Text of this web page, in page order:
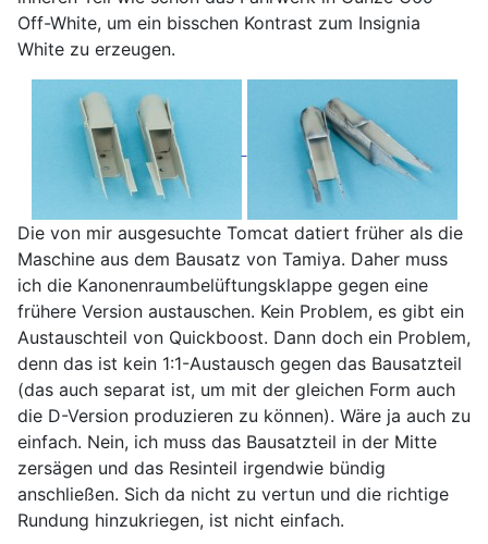
Off-White, um ein bisschen Kontrast zum Insignia
White zu erzeugen.
Die von mir ausgesuchte Tomcat datiert früher als die
Maschine aus dem Bausatz von Tamiya. Daher muss
ich die Kanonenraumbelüftungsklappe gegen eine
frühere Version austauschen. Kein Problem, es gibt ein
Austauschteil von Quickboost. Dann doch ein Problem,
denn das ist kein 1:1-Austausch gegen das Bausatzteil
(das auch separat ist, um mit der gleichen Form auch
die D-Version produzieren zu können). Wäre ja auch zu
einfach. Nein, ich muss das Bausatzteil in der Mitte
zersägen und das Resinteil irgendwie bündig
anschließen. Sich da nicht zu vertun und die richtige
Rundung hinzukriegen, ist nicht einfach.